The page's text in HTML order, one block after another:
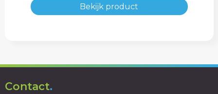
Bekijk product
Contact.